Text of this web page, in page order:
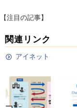
【注目の記事】
関連リンク
アイネット